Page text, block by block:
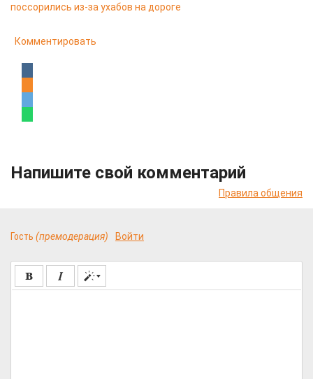
поссорились из-за ухабов на дороге
Комментировать
Напишите свой комментарий
Правила общения
Гость (премодерация) Войти